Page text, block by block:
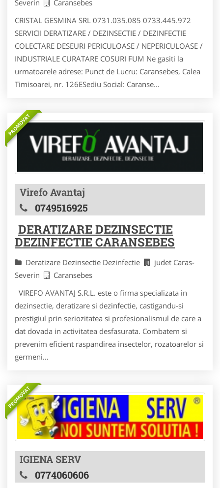
Severin
Caransebes
CRISTAL GESMINA SRL 0731.035.085 0733.445.972
SERVICII DERATIZARE / DEZINSECTIE / DEZINFECTIE
COLECTARE DESEURI PERICULOASE / NEPERICULOASE /
INDUSTRIALE CURATARE COSURI FUM Ne gasiti la
urmatoarele adrese: Punct de Lucru: Caransebes, Calea
Timisoarei, nr. 126ESediu Social: Caranse...
PROMOVAT
Virefo Avantaj
0749516925
DERATIZARE DEZINSECTIE
DEZINFECTIE CARANSEBES
Deratizare Dezinsectie Dezinfectie
judet Caras-
Severin
Caransebes
VIREFO AVANTAJ S.R.L. este o firma specializata in
dezinsectie, deratizare si dezinfectie, castigandu-si
prestigiul prin seriozitatea si profesionalismul de care a
dat dovada in activitatea desfasurata. Combatem si
prevenim eficient raspandirea insectelor, rozatoarelor si
germeni...
PROMOVAT
IGIENA SERV
0774060606